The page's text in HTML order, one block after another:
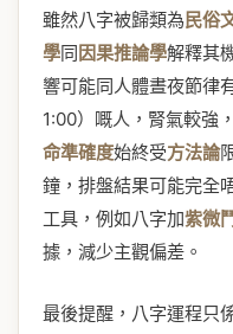
雖然八字被歸類為民俗
學同因果推論學解釋其
響可能同人體晝夜節律
1:00）嘅人，腎氣較強
命準確度始終受方法論
鐘，排盤結果可能完全
工具，例如八字加紫微
據，減少主觀偏差。
最後提醒，八字運程只